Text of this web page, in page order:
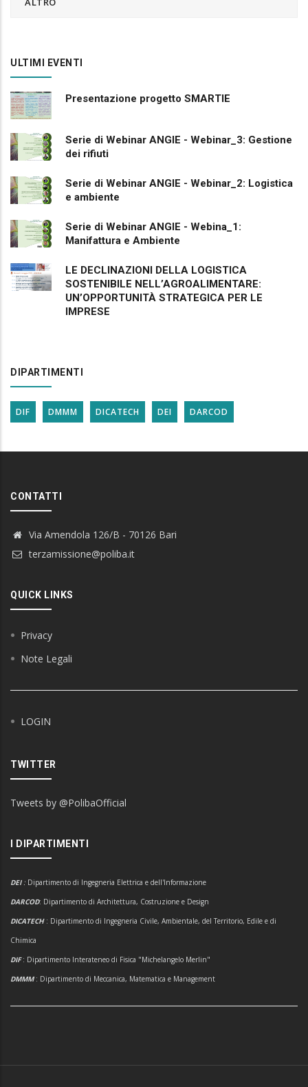
ULTIMI EVENTI
Presentazione progetto SMARTIE
Serie di Webinar ANGIE - Webinar_3: Gestione
dei rifiuti
Serie di Webinar ANGIE - Webinar_2: Logistica
e ambiente
Serie di Webinar ANGIE - Webina_1:
Manifattura e Ambiente
LE DECLINAZIONI DELLA LOGISTICA
SOSTENIBILE NELL’AGROALIMENTARE:
UN’OPPORTUNITÀ STRATEGICA PER LE
IMPRESE
DIPARTIMENTI
DIF DMMM DICATECH DEI DARCOD
CONTATTI
Via Amendola 126/B - 70126 Bari
terzamissione@poliba.it
QUICK LINKS
Privacy
Note Legali
LOGIN
TWITTER
Tweets by @PolibaOfficial
I DIPARTIMENTI
DEI : Dipartimento di Ingegneria Elettrica e dell'Informazione
DARCOD: Dipartimento di Architettura, Costruzione e Design
DICATECH : Dipartimento di Ingegneria Civile, Ambientale, del Territorio, Edile e di
Chimica
DIF: Dipartimento Interateneo di Fisica "Michelangelo Merlin"
DMMM: Dipartimento di Meccanica, Matematica e Management